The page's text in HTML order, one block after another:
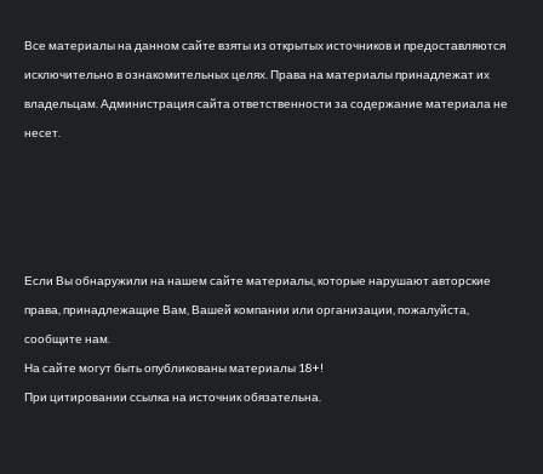
Все материалы на данном сайте взяты из открытых источников и предоставляются
исключительно в ознакомительных целях. Права на материалы принадлежат их
владельцам. Администрация сайта ответственности за содержание материала не
несет.
Если Вы обнаружили на нашем сайте материалы, которые нарушают авторские
права, принадлежащие Вам, Вашей компании или организации, пожалуйста,
сообщите нам.
На сайте могут быть опубликованы материалы 18+!
При цитировании ссылка на источник обязательна.